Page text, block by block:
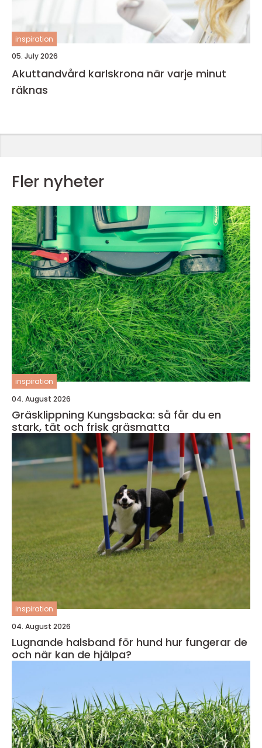
inspiration
05. July 2026
Akuttandvård karlskrona när varje minut
räknas
Fler nyheter
inspiration
04. August 2026
Gräsklippning Kungsbacka: så får du en
stark, tät och frisk gräsmatta
inspiration
04. August 2026
Lugnande halsband för hund hur fungerar de
och när kan de hjälpa?